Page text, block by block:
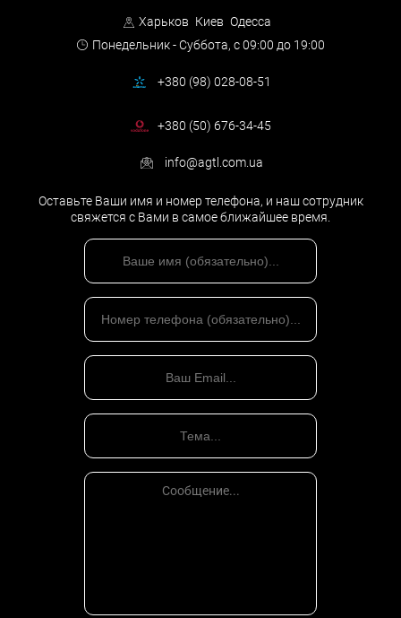
Харьков Киев Одесса
Понедельник - Суббота, с 09:00 до 19:00
+380 (98) 028-08-51
+380 (50) 676-34-45
info@agtl.com.ua
Оставьте Ваши имя и номер телефона, и наш сотрудник
свяжется с Вами в самое ближайшее время.